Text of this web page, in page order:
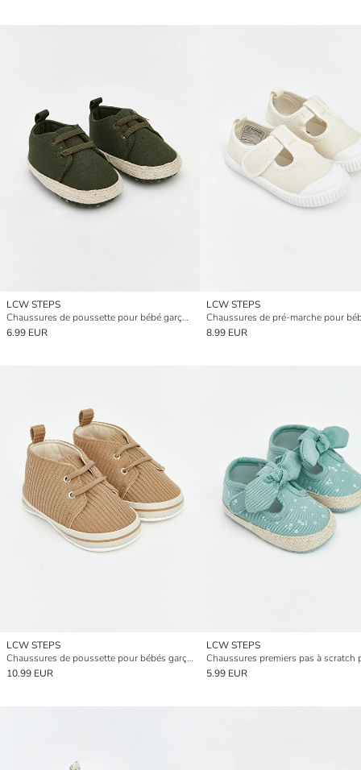
LCW STEPS
Chaussures de poussette pour bébé garçon à lacets
6.99 EUR
LCW STEPS
8.99 EUR
LCW STEPS
Chaussures de poussette pour bébés garçons
10.99 EUR
LCW STEPS
5.99 EUR